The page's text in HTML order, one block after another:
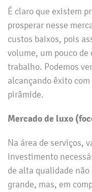
É claro que existem
prosperar nesse
custos baixos, pois
volume, um pouco de
trabalho. Podemos
alcançando êxito
pirâmide.
Mercado de luxo
Na área de serviços,
investimento
de alta qualidade
grande, mas, em